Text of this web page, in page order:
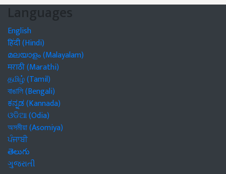
Languages
English
हिंदी (Hindi)
മലയാളം (Malayalam)
मराठी (Marathi)
தமிழ் (Tamil)
বাঙালি (Bengali)
ಕನ್ನಡ (Kannada)
ଓଡିଆ (Odia)
অসমীয়া (Asomiya)
ਪੰਜਾਬੀ
తెలుగు
ગુજરાતી